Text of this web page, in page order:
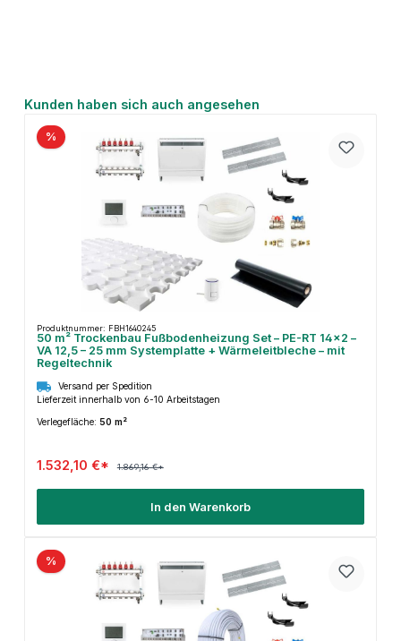
Produktgalerie überspringen
Kunden haben sich auch angesehen
%
Produktnummer: FBH1640245
50 m² Trockenbau Fußbodenheizung Set – PE-RT 14×2 –
VA 12,5 – 25 mm Systemplatte + Wärmeleitbleche – mit
Regeltechnik
Versand per Spedition
Lieferzeit innerhalb von 6-10 Arbeitstagen
Verlegefläche: 50 m²
1.532,10 €* 1.869,16 €*
In den Warenkorb
%